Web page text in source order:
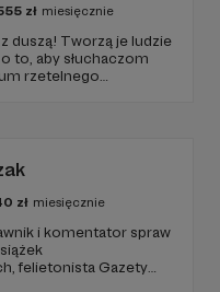
zł miesięcznie
duszą! Tworzą je ludzie
to, aby słuchaczom
rzetelnego
zł miesięcznie
i komentator spraw
felietonista Gazety